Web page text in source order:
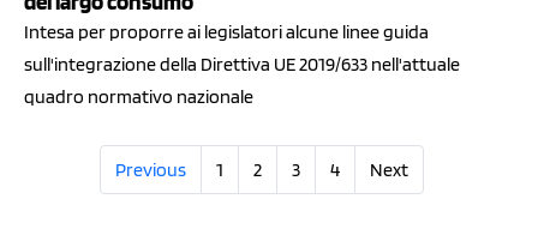
Intesa per proporre ai legislatori alcune linee guida
sull'integrazione della Direttiva UE 2019/633 nell'attuale
quadro normativo nazionale
Previous 1 2 3 4 Next